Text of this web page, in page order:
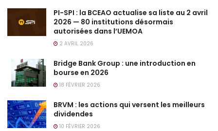
PI-SPI : la BCEAO actualise sa liste au 2 avril
2026 — 80 institutions désormais
autorisées dans l’UEMOA
2 AVRIL 2026
Bridge Bank Group : une introduction en
bourse en 2026
18 FÉVRIER 2026
BRVM : les actions qui versent les meilleurs
dividendes
10 FÉVRIER 2026